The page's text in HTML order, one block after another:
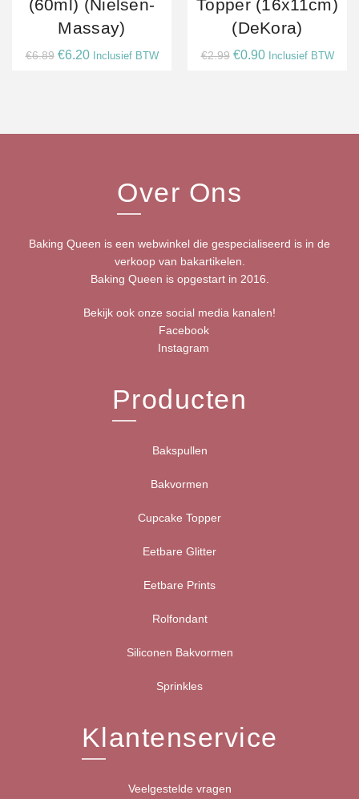
(60ml) (Nielsen-
Massay)
€6.89 Oorspronkelijke
€6.20Huidige
Inclusief BTW
Topper (16x11cm)
(deKora)
€2.99 Oorspronkelijke
€0.90Huidige
Inclusief BTW
Over Ons
Baking Queen is een webwinkel die gespecialiseerd is in de
verkoop van bakartikelen.
Baking Queen is opgestart in 2016.
Bekijk ook onze social media kanalen!
Facebook
Instagram
Producten
Bakspullen
Bakvormen
Cupcake Topper
Eetbare Glitter
Eetbare Prints
Rolfondant
Siliconen Bakvormen
Sprinkles
Klantenservice
Veelgestelde vragen